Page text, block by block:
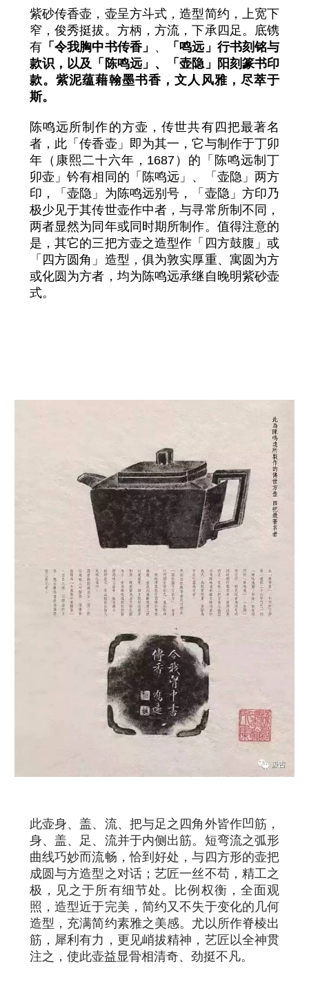
紫砂传香壶，壶呈方斗式，造型简约，上宽下
窄，俊秀挺拔。方柄，方流，下承四足。底镌
有「令我胸中书传香」 、
「鸣远」行书刻铭与
款识，以及「陈鸣远」、「壶隐」阳刻篆书印
款。紫泥蕴藉翰墨书香，文人风雅，尽萃于
斯。
陈鸣远所制作的方壶，传世共有四把最著名
者，此「传香壶」即为其一，它与制作于丁卯
年（康熙二十六年，1687）的「陈鸣远制丁
卯壶」钤有相同的「陈鸣远」、「壶隐」两方
印，「壶隐」为陈鸣远别号，「壶隐」方印乃
极少见于其传世壶作中者，与寻常所制不同，
两者显然为同年或同时期所制作。值得注意的
是，其它的三把方壶之造型作「四方鼓腹」或
「四方圆角」造型，俱为敦实厚重、寓圆为方
或化圆为方者，均为陈鸣远承继自晚明紫砂壶
式。
此壶身、盖、流、把与足之四角外皆作凹筋，
身、盖、足、流并于内侧出筋。短弯流之弧形
曲线巧妙而流畅，恰到好处，与四方形的壶把
成圆与方造型之对话；艺匠一丝不苟，精工之
极，见之于所有细节处。比例权衡，全面观
照，造型近于完美，简约又不失于变化的几何
造型，充满简约素雅之美感。尤以所作脊棱出
筋，犀利有力，更见峭拔精神，艺匠以全神贯
注之，使此壶益显骨相清奇、劲挺不凡。